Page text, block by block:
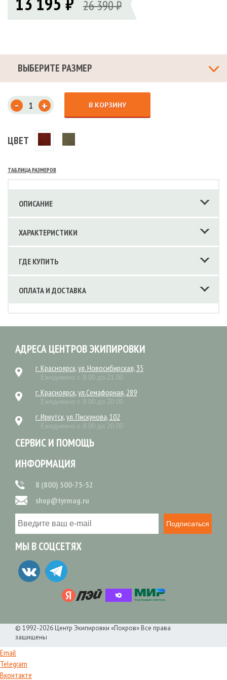
26 390 ₽
ВЫБЕРИТЕ РАЗМЕР
- + В КОРЗИНУ
ЦВЕТ
ТАБЛИЦА РАЗМЕРОВ
ОПИСАНИЕ
ХАРАКТЕРИСТИКИ
ГДЕ КУПИТЬ
ОПЛАТА И ДОСТАВКА
АДРЕСА ЦЕНТРОВ ЭКИПИРОВКИ
г. Красноярск, ул. Новосибирская, 35
Ежедневно с 9.00 до 21.00
г. Красноярск, ул.Семафорная, 289
Ежедневно с 9.00 до 20.00
г. Иркутск, ул. Пискунова, 102
Ежедневно с 9.00 до 20.00
СЕРВИС И ПОМОЩЬ
ИНФОРМАЦИЯ
8 (800) 500-75-52
shop@tyrmag.ru
Подписаться
МЫ В СОЦСЕТЯХ
© 1992-2026 Центр Экипировки «Покров» Все права
защищены
Email
Telegram
Вконтакте